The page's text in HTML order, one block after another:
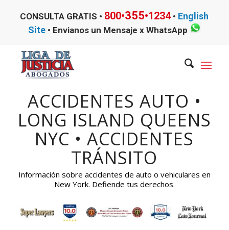
CONSULTA GRATIS • 800•355•1234• English
Site• Envianos un Mensaje x WhatsApp
ACCIDENTES AUTO •
LONG ISLAND QUEENS
NYC • ACCIDENTES
TRÁNSITO
Información sobre accidentes de auto o vehiculares en
New York. Defiende tus derechos.